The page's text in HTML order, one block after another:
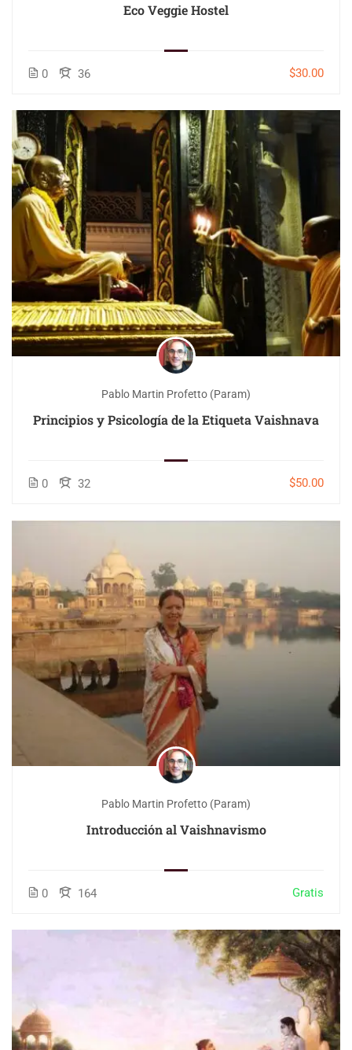
Eco Veggie Hostel
0 36 $30.00
Pablo Martin Profetto (Param)
Principios y Psicología de la Etiqueta Vaishnava
0 32 $50.00
Pablo Martin Profetto (Param)
Introducción al Vaishnavismo
0 164 Gratis